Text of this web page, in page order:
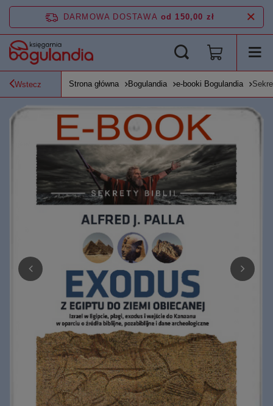
DARMOWA DOSTAWA od 150,00 zł
Wstecz Strona główna Bogulandia e-booki Bogulandia